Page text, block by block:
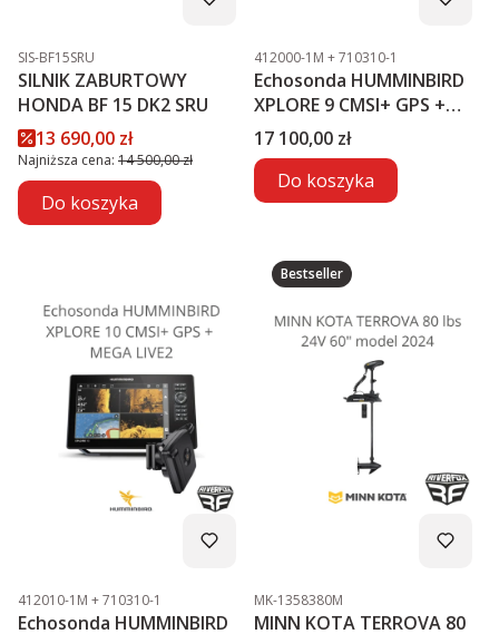
Kod produktu
SIS-BF15SRU
SILNIK ZABURTOWY
HONDA BF 15 DK2 SRU
Cena promocyjna
13 690,00 zł
Najniższa cena: 14 500,00 zł
Do koszyka
Kod produktu
412000-1M + 710310-1
Echosonda HUMMINBIRD
XPLORE 9 CMSI+ GPS +
MEGA LIVE2
Cena
17 100,00 zł
Do koszyka
Kod produktu
412010-1M + 710310-1
Echosonda HUMMINBIRD
Bestseller
Kod produktu
MK-1358380M
MINN KOTA TERROVA 80